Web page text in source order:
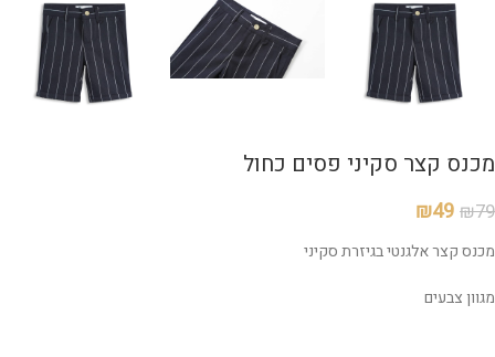
מכנס קצר סקיני פסים כחול
₪79
₪49
מכנס קצר אלגנטי בגיזרת סקיני
מגוון צבעים